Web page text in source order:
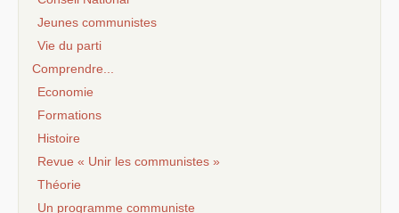
Jeunes communistes
Vie du parti
Comprendre...
Economie
Formations
Histoire
Revue « Unir les communistes »
Théorie
Un programme communiste